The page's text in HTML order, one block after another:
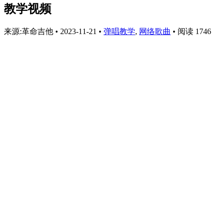
教学视频
来源:革命吉他 • 2023-11-21 • 弹唱教学, 网络歌曲 • 阅读 1746